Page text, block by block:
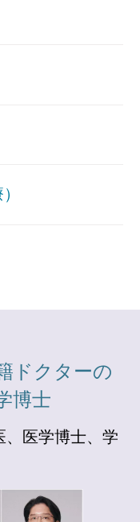
ドクターの
博士
、医学博士、学